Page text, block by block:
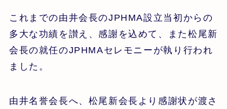
これまでの由井会長のJPHMA設立当初からの
多大な功績を讃え、感謝を込めて、また松尾新
会長の就任のJPHMAセレモニーが執り行われ
ました。
由井名誉会長へ、松尾新会長より感謝状が渡さ